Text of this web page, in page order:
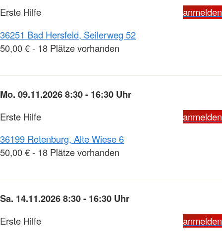
Erste Hilfe
anmelden
36251 Bad Hersfeld, Seilerweg 52
50,00 € - 18 Plätze vorhanden
Mo. 09.11.2026 8:30 - 16:30 Uhr
Erste Hilfe
anmelden
36199 Rotenburg, Alte Wiese 6
50,00 € - 18 Plätze vorhanden
Sa. 14.11.2026 8:30 - 16:30 Uhr
Erste Hilfe
anmelden